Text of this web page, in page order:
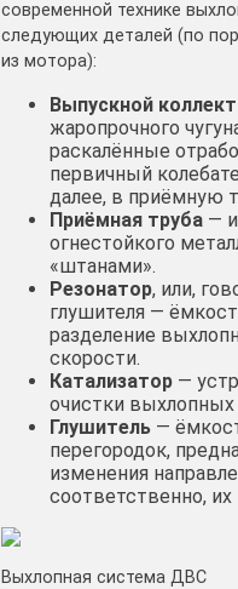
современной технике
следующих деталей (по
из мотора):
Выпускной
жаропрочного
раскалённые
первичный
далее, в приёмную
Приёмная труба —
огнестойкого
«штанами».
Резонатор, или,
глушителя —
разделение
скорости.
Катализатор —
очистки выхлопных
Глушитель —
перегородок,
изменения
соответственно,
Выхлопная система ДВС